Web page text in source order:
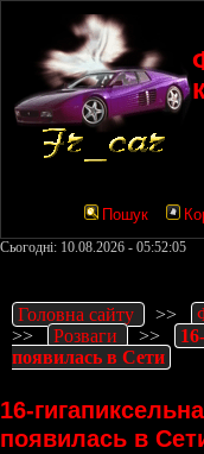
Пошук
Сьогодні: 10.08.2026 - 05:52:05
Головна сайту
>>
>>
Розваги >>
появилась в Сети
16-
появилась в